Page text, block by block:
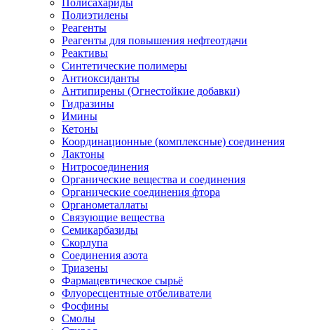
Полисахариды
Полиэтилены
Реагенты
Реагенты для повышения нефтеотдачи
Реактивы
Синтетические полимеры
Антиоксиданты
Антипирены (Огнестойкие добавки)
Гидразины
Имины
Кетоны
Координационные (комплексные) соединения
Лактоны
Нитросоединения
Органические вещества и соединения
Органические соединения фтора
Органометаллаты
Связующие вещества
Семикарбазиды
Скорлупа
Соединения азота
Триазены
Фармацевтическое сырьё
Флуоресцентные отбеливатели
Фосфины
Смолы